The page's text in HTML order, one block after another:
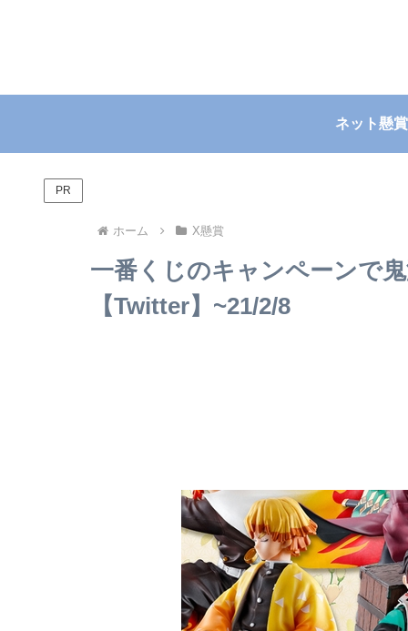
ネット懸賞
PR
ホーム X懸賞
一番くじのキャンペーンで
【Twitter】~21/2/8